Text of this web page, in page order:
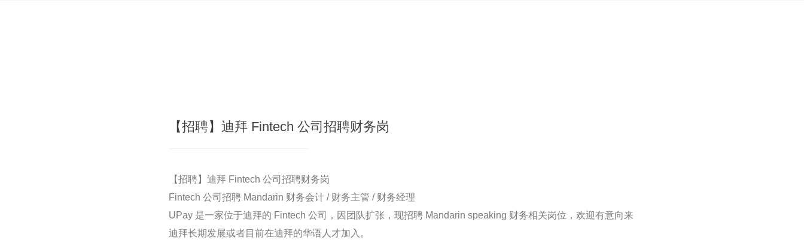
【招聘】迪拜 Fintech 公司招聘财务岗
【招聘】迪拜 Fintech 公司招聘财务岗
Fintech 公司招聘 Mandarin 财务会计 / 财务主管 / 财务经理
UPay 是一家位于迪拜的 Fintech 公司，因团队扩张，现招聘 Mandarin speaking 财务相关岗位，欢迎有意向来
迪拜长期发展或者目前在迪拜的华语人才加入。